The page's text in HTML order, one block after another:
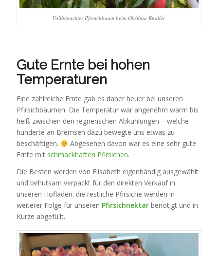
Vollbepackter Pfirsichbaum beim Obstbau Knaller
Gute Ernte bei hohen
Temperaturen
Eine zahlreiche Ernte gab es daher heuer bei unseren
Pfirsichbäumen. Die Temperatur war angenehm warm bis
heiß zwischen den regnerischen Abkühlungen – welche
hunderte an Bremsen dazu bewegte uns etwas zu
beschäftigen.
Abgesehen davon war es eine sehr gute
Ernte mit schmackhaften Pfirsichen.
Die Besten werden von Elisabeth eigenhändig ausgewählt
und behutsam verpackt für den direkten Verkauf in
unseren Hofladen. die restliche Pfirsiche werden in
weiterer Folge für unseren Pfirsichnektarbenötigt und in
Kurze abgefüllt.